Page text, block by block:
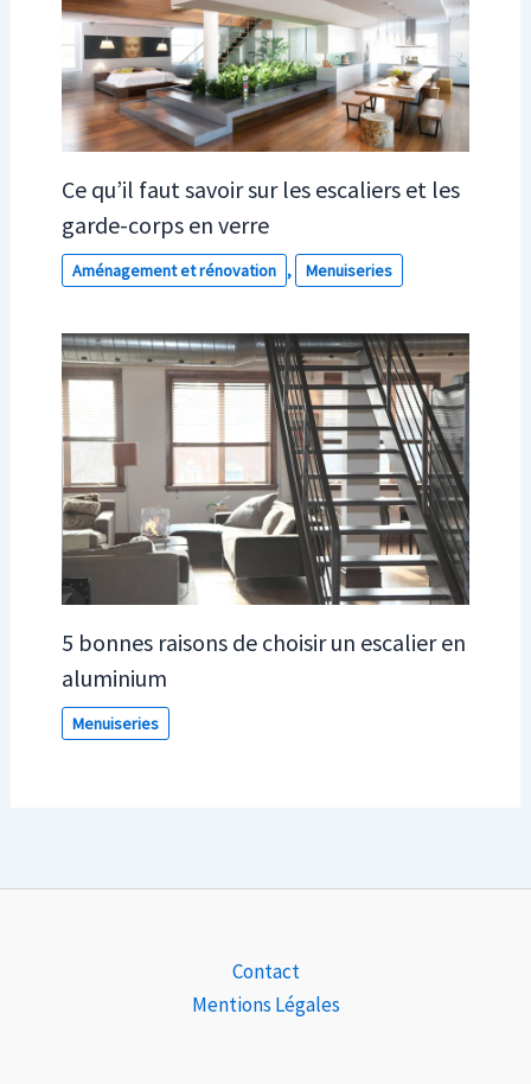
Ce qu’il faut savoir sur les escaliers et les
garde-corps en verre
Aménagement et rénovation , Menuiseries
5 bonnes raisons de choisir un escalier en
aluminium
Menuiseries
Contact
Mentions Légales